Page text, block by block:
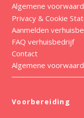
Algemene
Privacy & Cookie
Aanmelden
FAQ verhuisbedrijf
Contact
Algemene
Voorbereiding